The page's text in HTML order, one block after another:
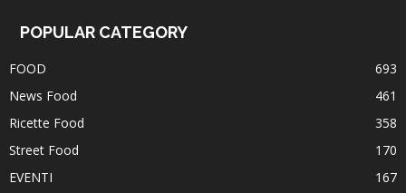
POPULAR CATEGORY
FOOD
693
News Food
461
Ricette Food
358
Street Food
170
EVENTI
167